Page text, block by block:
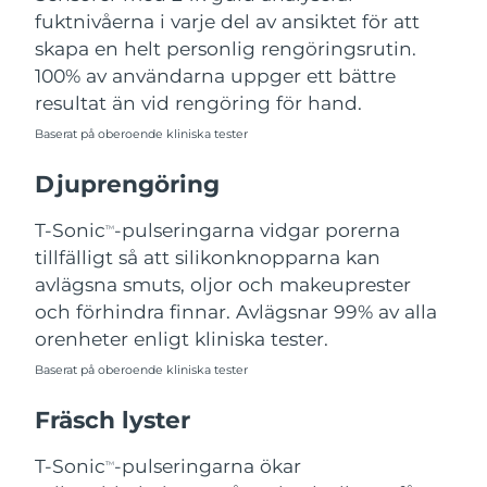
fuktnivåerna i varje del av ansiktet för att
skapa en helt personlig rengöringsrutin.
100% av användarna uppger ett bättre
resultat än vid rengöring för hand.
Baserat på oberoende kliniska tester
Djuprengöring
T-SonicTM-pulseringarna vidgar porerna
tillfälligt så att silikonknopparna kan
avlägsna smuts, oljor och makeuprester
och förhindra finnar. Avlägsnar 99% av alla
orenheter enligt kliniska tester.
Baserat på oberoende kliniska tester
Fräsch lyster
T-SonicTM-pulseringarna ökar
Filippinerna Förväntad leverans8/11/26
Polen Förväntad leverans
Portugal
Puerto Rico
Qatar Förväntad leverans
Réunion Förväntad leverans
Rumänien Förväntad leverans
Ryssland
Saudiarabien
Singapore 8/10/26